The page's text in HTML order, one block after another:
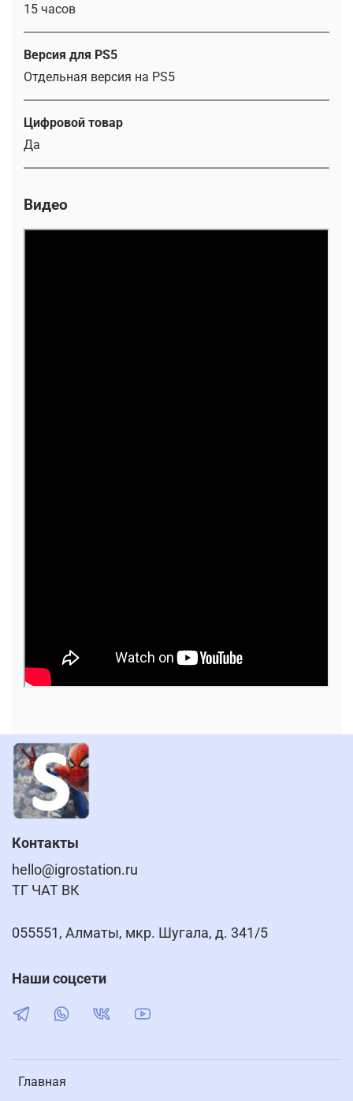
15 часов
Версия для PS5
Отдельная версия на PS5
Цифровой товар
Да
Видео
Главная
Контакты
hello@igrostation.ru
ТГ ЧАТ ВК
055551, Алматы, мкр. Шугала, д. 341/5
Наши соцсети